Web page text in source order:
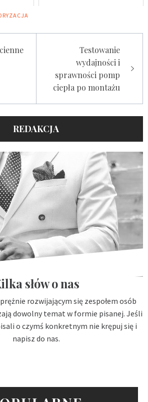
Testowanie
wydajności i
sprawności pomp
ciepła po montażu
REDAKCJA
słów o nas
rozwijającym się zespołem osób
dowolny temat w formie pisanej. Jeśli
o czymś konkretnym nie krępuj się i
napisz do nas.